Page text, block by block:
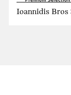
Ioannidis Bros